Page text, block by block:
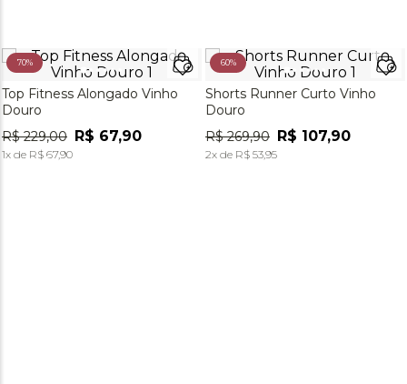
70%
Top Fitness Alongado Vinho
Douro
R$ 229,00 R$ 67,90
1x de R$ 67,90
60%
Shorts Runner Curto Vinho
Douro
R$ 269,90 R$ 107,90
2x de R$ 53,95